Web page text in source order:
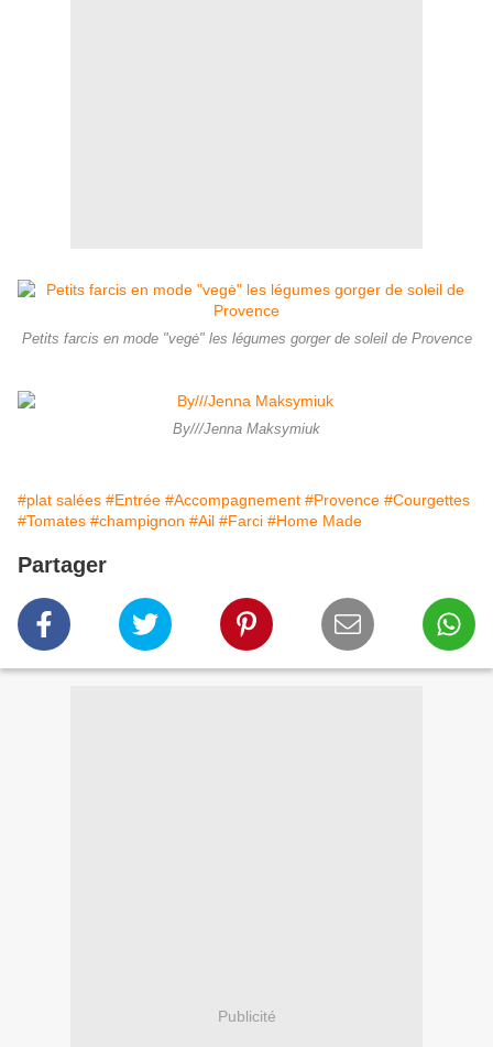
Petits farcis en mode "vegė" les légumes gorger de soleil de Provence
By///Jenna Maksymiuk
#plat salées #Entrée #Accompagnement #Provence #Courgettes
#Tomates #champignon #Ail #Farci #Home Made
Partager
Publicité